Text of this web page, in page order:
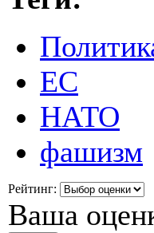
ЕС
НАТО
фашизм
Рейтинг:
Ваша